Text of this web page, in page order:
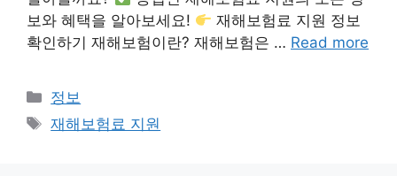
보와 혜택을 알아보세요!
재해보험료 지원 정보
확인하기 재해보험이란? 재해보험은 … Read more
Categories
정보
Tags
재해보험료 지원